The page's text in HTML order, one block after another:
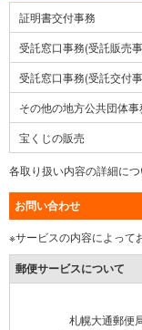
証明書交付事務
受託窓口事務(受託販売
受託窓口事務(受託交付
その他の地方公共団体事
宝くじの販売
各取り扱い内容の詳細に
お問い合わせ
※サービスの内容によって
郵便サービスについて
札幌大通郵便